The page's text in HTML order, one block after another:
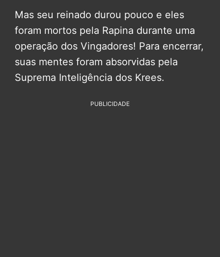
Mas seu reinado durou pouco e eles
foram mortos pela Rapina durante uma
operação dos Vingadores! Para encerrar,
suas mentes foram absorvidas pela
Suprema Inteligência dos Krees.
PUBLICIDADE